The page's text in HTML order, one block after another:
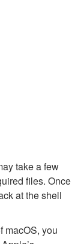
take a few
files. Once
at the shell
macOS, you